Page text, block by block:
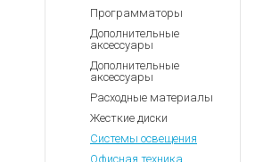
Программаторы
Дополнительные
аксессуары
Дополнительные
аксессуары
Расходные материалы
Жесткие диски
Системы освещения
Офисная техника